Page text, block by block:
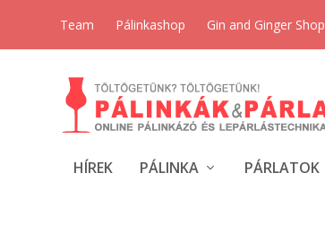
Team Pálinkashop Gin and Ginger Shop
HÍREK PÁLINKA PÁRLATOK